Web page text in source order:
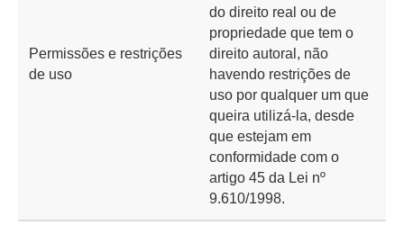
Permissões e restrições
de uso
do direito real ou de
propriedade que tem o
direito autoral, não
havendo restrições de
uso por qualquer um que
queira utilizá-la, desde
que estejam em
conformidade com o
artigo 45 da Lei nº
9.610/1998.